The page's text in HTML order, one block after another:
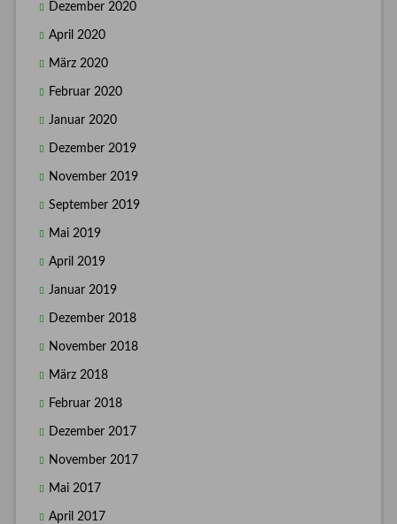
Dezember 2020
April 2020
März 2020
Februar 2020
Januar 2020
Dezember 2019
November 2019
September 2019
Mai 2019
April 2019
Januar 2019
Dezember 2018
November 2018
März 2018
Februar 2018
Dezember 2017
November 2017
Mai 2017
April 2017